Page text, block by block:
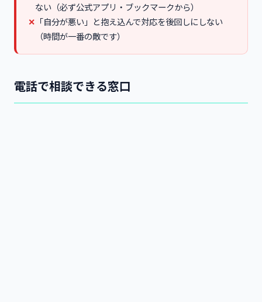
ない（必ず公式アプリ・ブックマークから）
✕ 「自分が悪い」と抱え込んで対応を後回しにしない
（時間が一番の敵です）
電話で相談できる窓口